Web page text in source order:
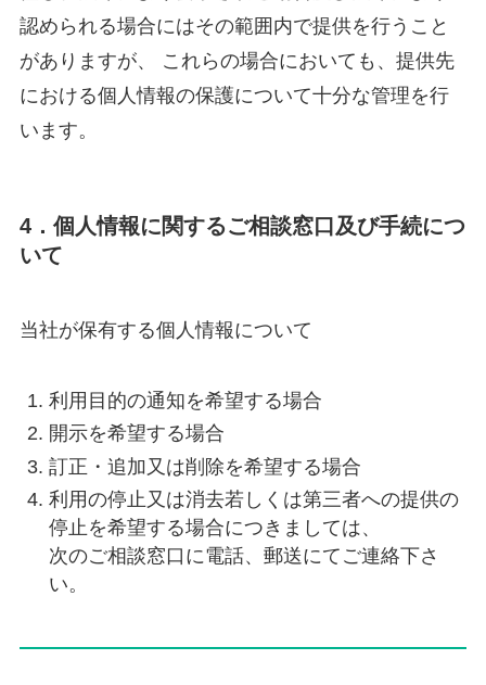
認められる場合にはその範囲内で提供を行うこと
がありますが、 これらの場合においても、提供先
における個人情報の保護について十分な管理を行
います。
4．個人情報に関するご相談窓口及び手続につ
いて
当社が保有する個人情報について
利用目的の通知を希望する場合
開示を希望する場合
訂正・追加又は削除を希望する場合
利用の停止又は消去若しくは第三者への提供の
停止を希望する場合につきましては、
次のご相談窓口に電話、郵送にてご連絡下さ
い。